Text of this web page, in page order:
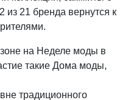
из 21 бренда вернутся к
на Неделе моды в
такие Дома моды,
традиционного